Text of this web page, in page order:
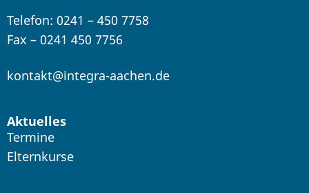
Telefon: 0241 – 450 7758
Fax – 0241 450 7756
kontakt@integra-aachen.de
Aktuelles
Termine
Elternkurse